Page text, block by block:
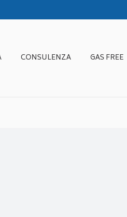
CONSULENZA GAS FREE